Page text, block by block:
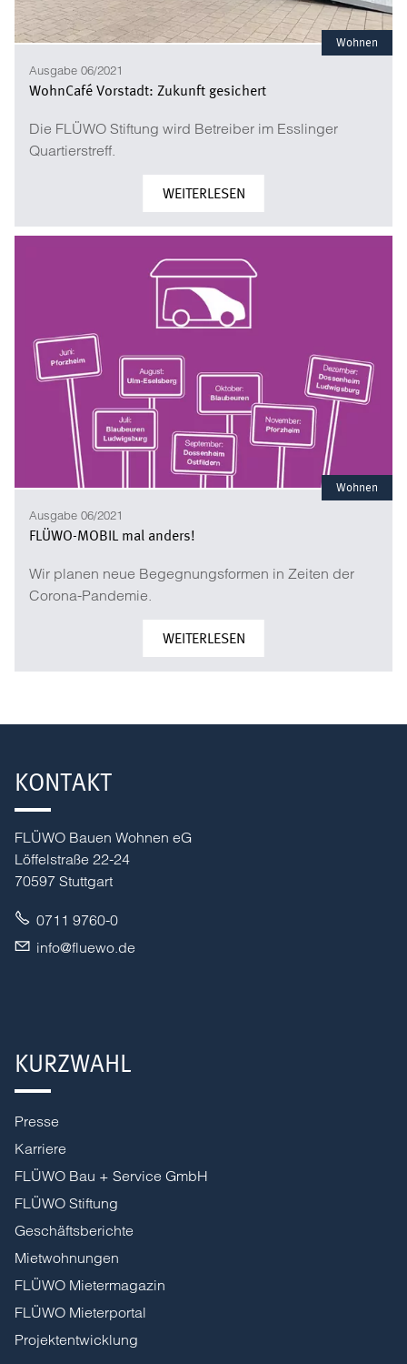
Wohnen
Ausgabe 06/2021
WohnCafé Vorstadt: Zukunft gesichert
Die FLÜWO Stiftung wird Betreiber im Esslinger
Quartierstreff.
WEITERLESEN
Wohnen
Ausgabe 06/2021
FLÜWO-MOBIL mal anders!
Wir planen neue Begegnungsformen in Zeiten der
Corona-Pandemie.
WEITERLESEN
KONTAKT
FLÜWO Bauen Wohnen eG
Löffelstraße 22-24
70597 Stuttgart
0711 9760-0
nf
fl w d
KURZWAHL
Presse
Karriere
FLÜWO Bau + Service GmbH
FLÜWO Stiftung
Geschäftsberichte
Mietwohnungen
FLÜWO Mietermagazin
FLÜWO Mieterportal
Projektentwicklung